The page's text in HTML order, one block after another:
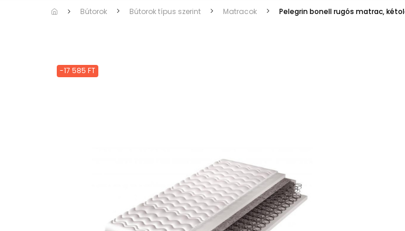
Bútorok Bútorok típus szerint Matracok Pelegrin bonell rugós matrac,
-17 585 FT